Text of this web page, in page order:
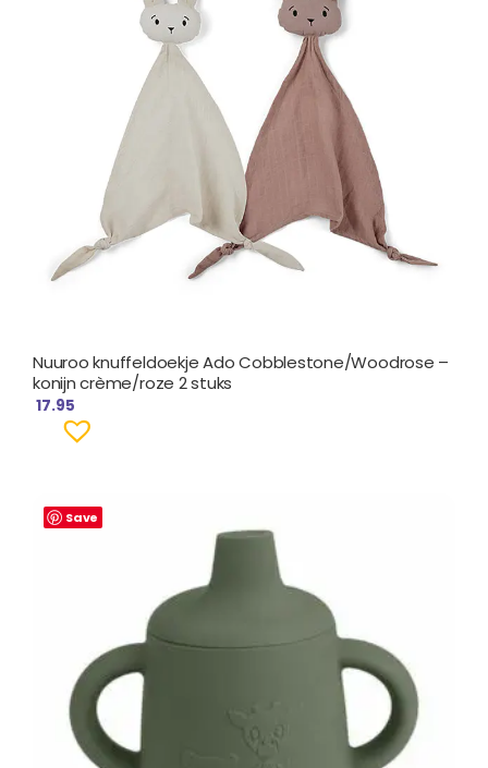
Nuuroo knuffeldoekje Ado Cobblestone/Woodrose –
konijn crème/roze 2 stuks
17.95
Save